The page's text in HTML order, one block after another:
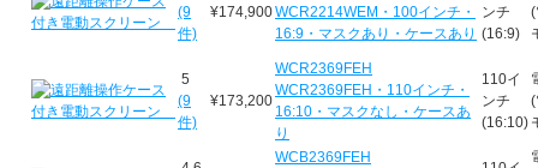
(9
件)
¥174,900WCR2214WEM・100インチ・
16:9・マスクあり・ケースあり
ンチ
(16:9)
(
5
(9
件)
¥173,200
WCR2369FEH
WCR2369FEH・110インチ・
16:10・マスクなし・ケースあ
り
110イ
ンチ
(16:10)
(
WCB2369FEH